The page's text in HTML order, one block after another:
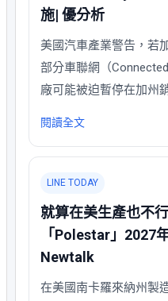
施| 優分析
美國汽車產業警告，若
部分車聯網（
廠可能被迫暫停在加州
閱讀全文
LINE TODAY
就算在美生產也不
「Polestar」2027
Newtalk
在美國南卡羅來納州製